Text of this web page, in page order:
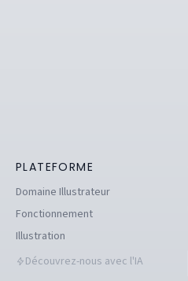
PLATEFORME
Domaine Illustrateur
Fonctionnement
Illustration
Découvrez-nous avec l'IA